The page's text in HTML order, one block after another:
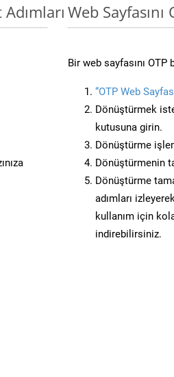
Web
Bir web sayfasını
“OTP Web
Dönüştürmek
kutusuna girin.
Dönüştürme
Dönüştürmenin
Dönüştürme
adımları
kullanım için
indirebilirsiniz.